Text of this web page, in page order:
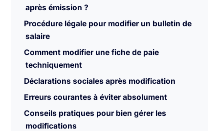
après émission ?
Procédure légale pour modifier un bulletin de
salaire
Comment modifier une fiche de paie
techniquement
Déclarations sociales après modification
Erreurs courantes à éviter absolument
Conseils pratiques pour bien gérer les
modifications